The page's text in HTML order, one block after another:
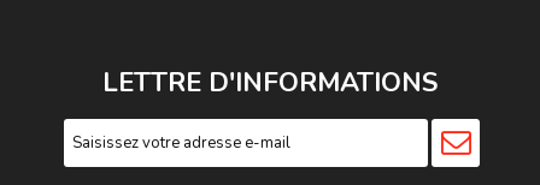
LETTRE D'INFORMATIONS